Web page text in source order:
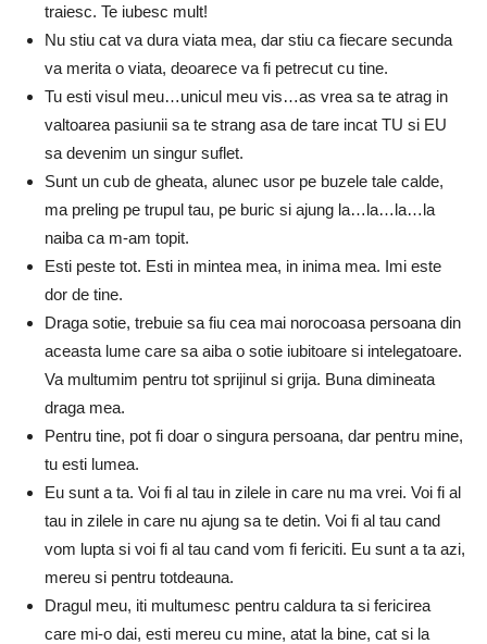
traiesc. Te iubesc mult!
Nu stiu cat va dura viata mea, dar stiu ca fiecare secunda
va merita o viata, deoarece va fi petrecut cu tine.
Tu esti visul meu…unicul meu vis…as vrea sa te atrag in
valtoarea pasiunii sa te strang asa de tare incat TU si EU
sa devenim un singur suflet.
Sunt un cub de gheata, alunec usor pe buzele tale calde,
ma preling pe trupul tau, pe buric si ajung la…la…la…la
naiba ca m-am topit.
Esti peste tot. Esti in mintea mea, in inima mea. Imi este
dor de tine.
Draga sotie, trebuie sa fiu cea mai norocoasa persoana din
aceasta lume care sa aiba o sotie iubitoare si intelegatoare.
Va multumim pentru tot sprijinul si grija. Buna dimineata
draga mea.
Pentru tine, pot fi doar o singura persoana, dar pentru mine,
tu esti lumea.
Eu sunt a ta. Voi fi al tau in zilele in care nu ma vrei. Voi fi al
tau in zilele in care nu ajung sa te detin. Voi fi al tau cand
vom lupta si voi fi al tau cand vom fi fericiti. Eu sunt a ta azi,
mereu si pentru totdeauna.
Dragul meu, iti multumesc pentru caldura ta si fericirea
care mi-o dai, esti mereu cu mine, atat la bine, cat si la